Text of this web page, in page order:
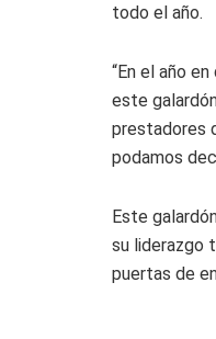
todo el año.
“En el año
este
prestadores
podamos
Este
su liderazgo
puertas de